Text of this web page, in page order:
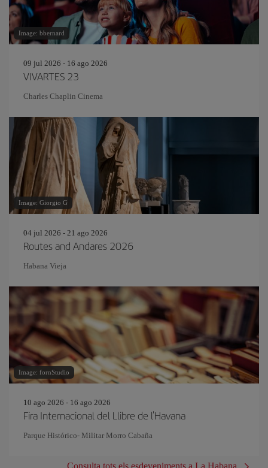
Image: bbernard
09 jul 2026 - 16 ago 2026
VIVARTES 23
Charles Chaplin Cinema
Image: Giorgio G
04 jul 2026 - 21 ago 2026
Routes and Andares 2026
Habana Vieja
Image: fornStudio
10 ago 2026 - 16 ago 2026
Fira Internacional del Llibre de l'Havana
Parque Histórico- Militar Morro Cabaña
Consulta tots els esdeveniments a La Habana